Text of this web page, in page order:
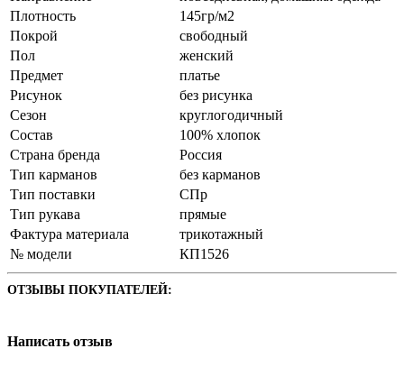
Плотность
145гр/м2
Покрой
свободный
Пол
женский
Предмет
платье
Рисунок
без рисунка
Сезон
круглогодичный
Состав
100% хлопок
Страна бренда
Россия
Тип карманов
без карманов
Тип поставки
СПр
Тип рукава
прямые
Фактура материала
трикотажный
№ модели
КП1526
ОТЗЫВЫ ПОКУПАТЕЛЕЙ:
Написать отзыв